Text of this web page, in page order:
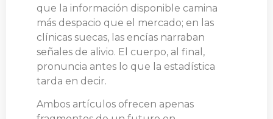
que la información disponible camina
más despacio que el mercado; en las
clínicas suecas, las encías narraban
señales de alivio. El cuerpo, al final,
pronuncia antes lo que la estadística
tarda en decir.
Ambos artículos ofrecen apenas